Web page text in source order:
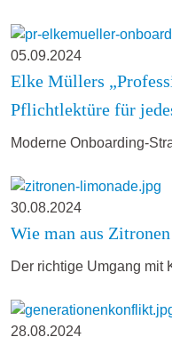
05.09.2024
Elke Müllers
Pflichtlektüre für
Moderne Onboarding-
30.08.2024
Wie man aus
Der richtige Umgang mit
28.08.2024